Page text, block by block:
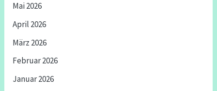
Mai 2026
April 2026
März 2026
Februar 2026
Januar 2026